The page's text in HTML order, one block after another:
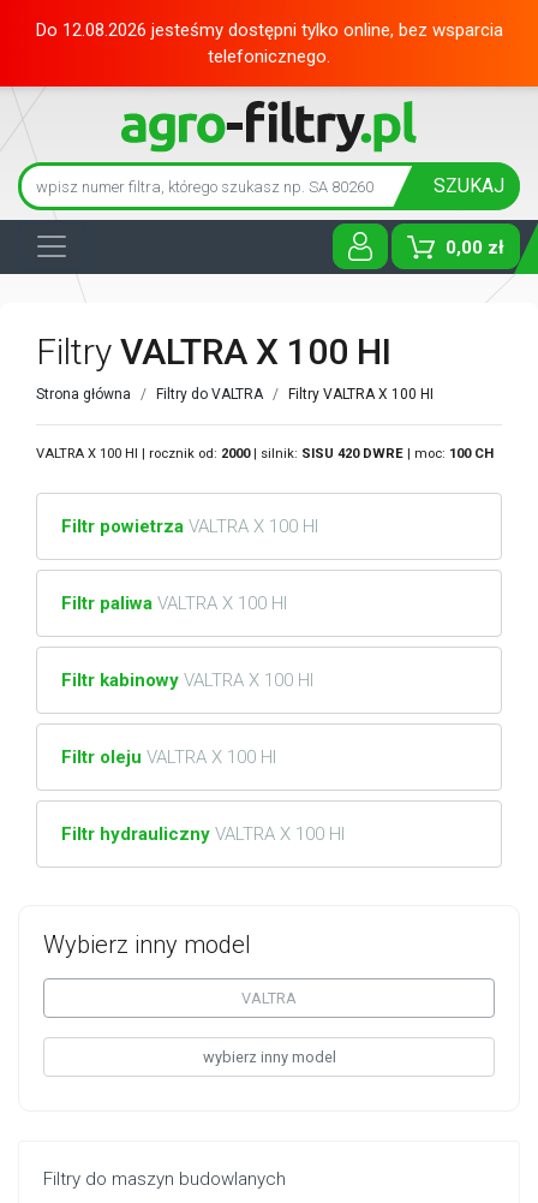
Do 12.08.2026 jesteśmy dostępni tylko online, bez wsparcia
telefonicznego.
SZUKAJ
0,00 zł
Toggle
Wybierz inny model
VALTRA
wybierz inny model
Filtry do maszyn budowlanych
Filtry VALTRA X 100 HI
Strona główna Filtry do VALTRA Filtry VALTRA X 100 HI
VALTRA X 100 HI | rocznik od: 2000| silnik: SISU 420 DWRE | moc: 100 CH
Filtr powietrza VALTRA X 100 HI
Filtr paliwa VALTRA X 100 HI
Filtr kabinowy VALTRA X 100 HI
Filtr oleju VALTRA X 100 HI
Filtr hydrauliczny VALTRA X 100 HI